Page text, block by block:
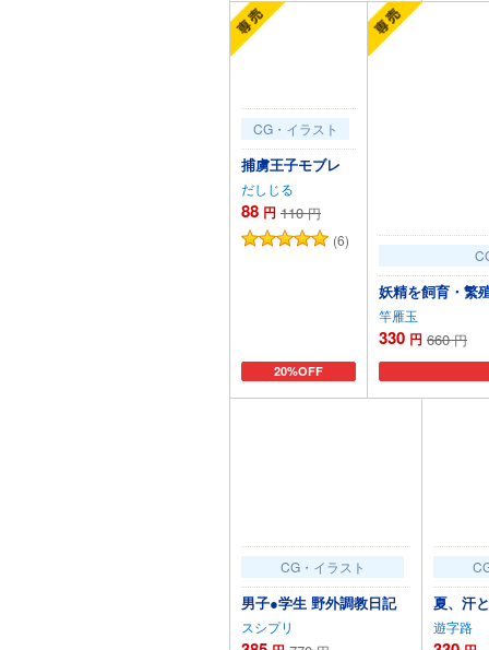
CG・イラスト
捕虜王子モブレ
だしじる
88 円 110 円
(6)
20%OFF
カートに追加
妖精を飼育・繁
竿雁玉
330 円 660 円
CG・イラスト
男子●学生 野外調教日記
スシプリ
夏、汗
遊字路